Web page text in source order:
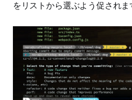
をリストから選ぶよう促されま